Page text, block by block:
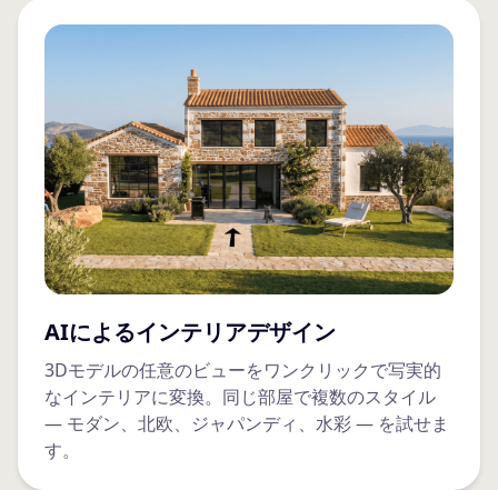
AIによるインテリアデザイン
3Dモデルの任意のビューをワンクリックで写実的
なインテリアに変換。同じ部屋で複数のスタイル
— モダン、北欧、ジャパンディ、水彩 — を試せま
す。